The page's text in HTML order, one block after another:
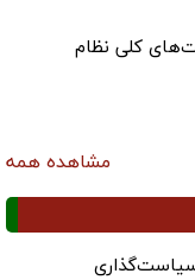
کلی نظام
مشاهده همه